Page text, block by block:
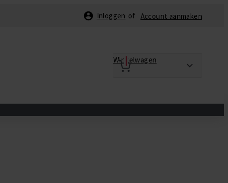
Inloggen Account aanmaken
Winkelwagen